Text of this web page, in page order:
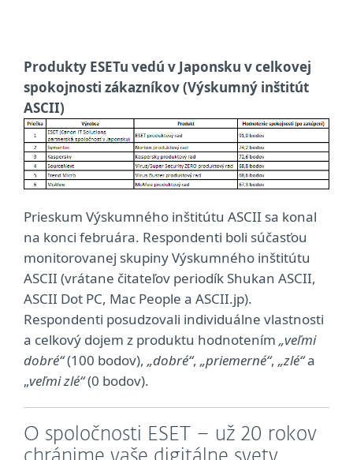
Produkty ESETu vedú v Japonsku v celkovej
spokojnosti zákazníkov (Výskumný inštitút
ASCII)
Prieskum Výskumného inštitútu ASCII sa konal
na konci februára. Respondenti boli súčasťou
monitorovanej skupiny Výskumného inštitútu
ASCII (vrátane čitateľov periodík Shukan ASCII,
ASCII Dot PC, Mac People a ASCII.jp).
Respondenti posudzovali individuálne vlastnosti
a celkový dojem z produktu hodnotením „veľmi
dobré“(100 bodov), „dobré“, „priemerné“, „zlé“a
„veľmi zlé“(0 bodov).
O spoločnosti ESET – už 20 rokov